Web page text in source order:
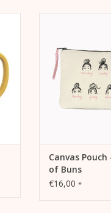
Canvas
Schminkbeutel,
oder Reise
ZUM WARENKORB
Canvas Pouch
of Buns
€16,00 *